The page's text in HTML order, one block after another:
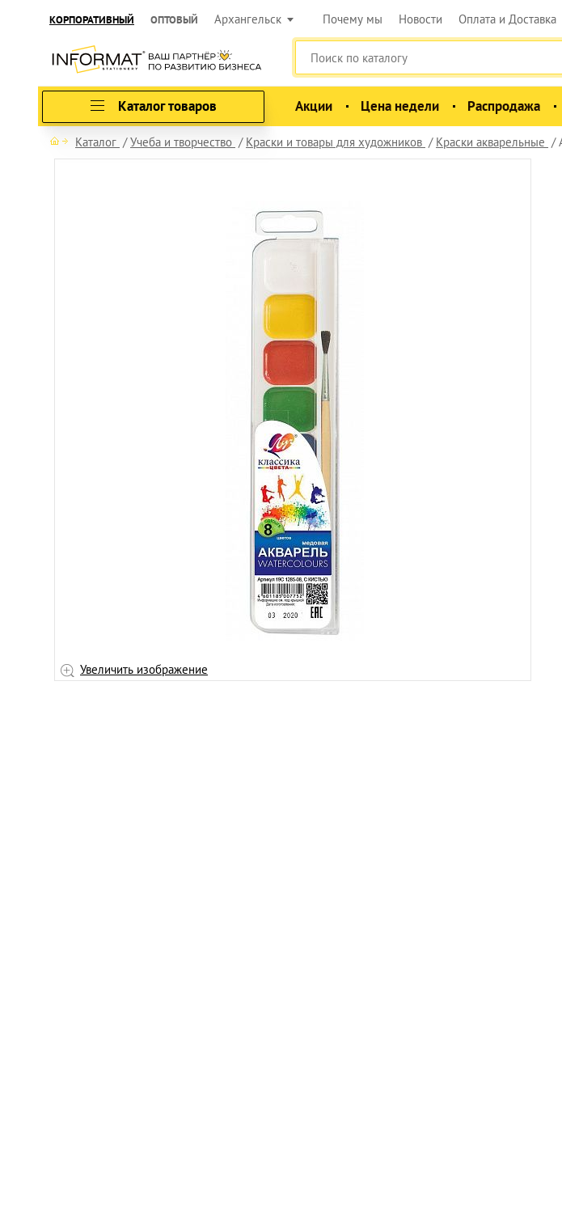
КОРПОРАТИВНЫЙ ОПТОВЫЙ Архангельск Почему мы Новости Оплата и Доставка
Каталог товаров Акции Цена недели Распродажа
Каталог Учеба и творчество Краски и товары для художников Краски акварельные
Увеличить изображение